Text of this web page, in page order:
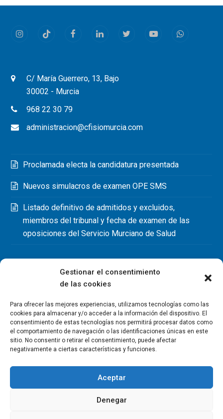
Gestionar el consentimiento
de las cookies
Para ofrecer las mejores experiencias, utilizamos tecnologías como las
cookies para almacenar y/o acceder a la información del dispositivo. El
consentimiento de estas tecnologías nos permitirá procesar datos como
el comportamiento de navegación o las identificaciones únicas en este
sitio. No consentir o retirar el consentimiento, puede afectar
negativamente a ciertas características y funciones.
Aceptar
Denegar
InstagramTiktok FacebookLinkedInTwitterYoutubeWhatsapp
C/ María Guerrero, 13, Bajo
30002 - Murcia
968 22 30 79
administracion@cfisiomurcia.com
Proclamada electa la candidatura presentada
Nuevos simulacros de examen OPE SMS
Listado definitivo de admitidos y excluidos,
miembros del tribunal y fecha de examen de las
oposiciones del Servicio Murciano de Salud
Copyright Colegio Oficial de Fisioterapeutas de la Región de